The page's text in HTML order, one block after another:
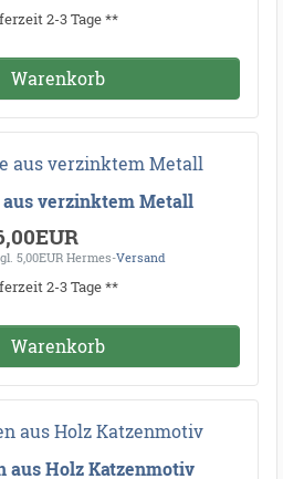
2-3 Tage **
Warenkorb
verzinktem Metall
5,00EUR Hermes-Versand
2-3 Tage **
Warenkorb
aus Holz Katzenmotiv